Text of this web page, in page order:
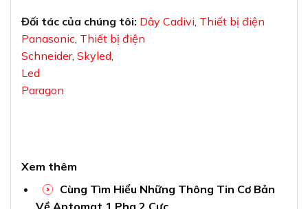
Đối tác của chúng tôi: Dây Cadivi, Thiết bị điện
Panasonic, Thiết bị điện
Schneider, Skyled,
Led
Paragon
Xem thêm
Cùng Tìm Hiểu Những Thông Tin Cơ Bản
Về Aptomat 1 Pha 2 Cực